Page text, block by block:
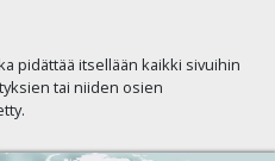
pidättää itsellään kaikki sivuihin
tai niiden osien